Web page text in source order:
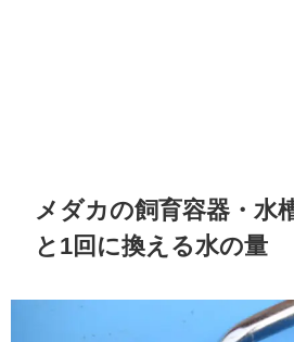
メダカの飼育容器・水
と1回に換える水の量